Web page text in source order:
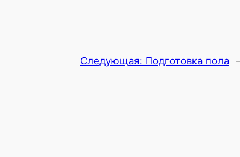
Следующая: Подготовка пола